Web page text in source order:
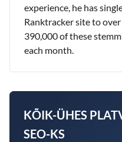
experience, he has
Ranktracker site to
390,000 of these
each month.
KÕIK-ÜHES
SEO-KS